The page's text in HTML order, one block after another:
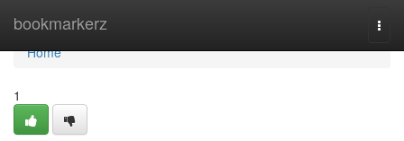
bookmarkerz
Home
Home
1